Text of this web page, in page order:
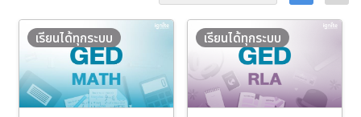
import_contacts วางแผนการเรียน
account_circle เข้าสู่ระบบ
เรียนได้ทุกระบบ เรียนได้ทุกระบบ